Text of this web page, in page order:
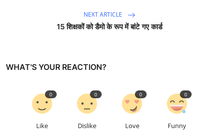
NEXT ARTICLE
15 शिक्षकों को डैमो के रूप में बांटे गए कार्ड
WHAT'S YOUR REACTION?
Like
0
Dislike
0
Love
0
Funny
0